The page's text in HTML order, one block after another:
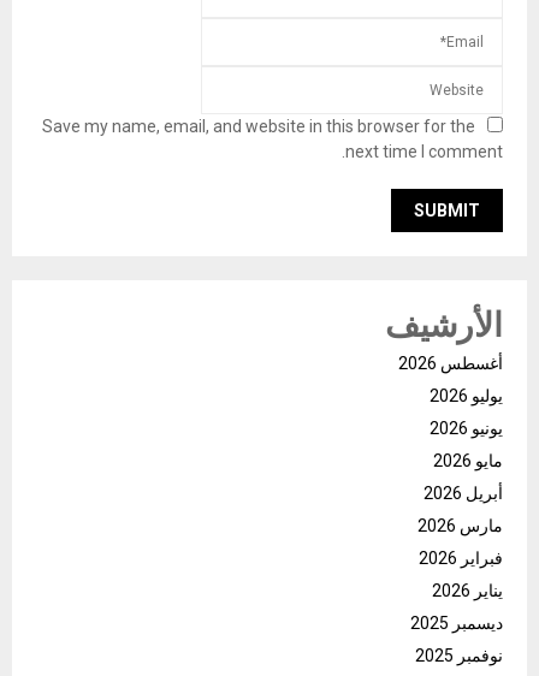
Save my name, email, and website in this browser for the
next time I comment.
الأرشيف
أغسطس 2026
يوليو 2026
يونيو 2026
مايو 2026
أبريل 2026
مارس 2026
فبراير 2026
يناير 2026
ديسمبر 2025
نوفمبر 2025